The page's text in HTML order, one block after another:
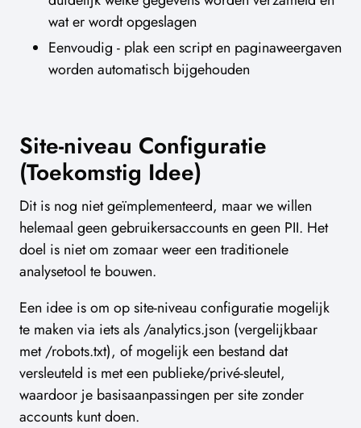
wat er wordt opgeslagen
Eenvoudig - plak een script en paginaweergaven
worden automatisch bijgehouden
Site-niveau Configuratie
(Toekomstig Idee)
Dit is nog niet geïmplementeerd, maar we willen
helemaal geen gebruikersaccounts en geen PII. Het
doel is niet om zomaar weer een traditionele
analysetool te bouwen.
Een idee is om op site-niveau configuratie mogelijk
te maken via iets als /analytics.json (vergelijkbaar
met /robots.txt), of mogelijk een bestand dat
versleuteld is met een publieke/privé-sleutel,
waardoor je basisaanpassingen per site zonder
accounts kunt doen.